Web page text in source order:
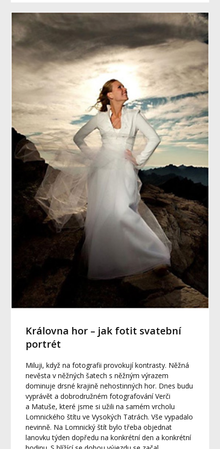
Královna hor – jak fotit svatební
portrét
Miluji, když na fotografii provokují kontrasty. Něžná
nevěsta v něžných šatech s něžným výrazem
dominuje drsné krajině nehostinných hor. Dnes budu
vyprávět a dobrodružném fotografování Verči
a Matuše, které jsme si užili na samém vrcholu
Lomnického štítu ve Vysokých Tatrách. Vše vypadalo
nevinně. Na Lomnický štít bylo třeba objednat
lanovku týden dopředu na konkrétní den a konkrétní